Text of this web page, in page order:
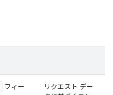
フィー
リクエスト デー